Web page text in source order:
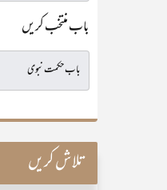
باب منتخب کریں
تلاش کریں